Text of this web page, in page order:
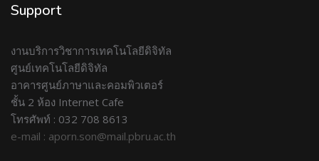
Support
งานบริการวิชาการเทคโนโลยีดิจิทัล
ศูนย์เทคโนโลยีดิจิทัล
อาคารศูนย์ภาษาและคอมพิวเตอร์
ชั้น 2 ห้อง Internet Cafe
โทรศัพท์ : 032 708 8613
e-mail : aporn.son@mail.pbru.ac.th